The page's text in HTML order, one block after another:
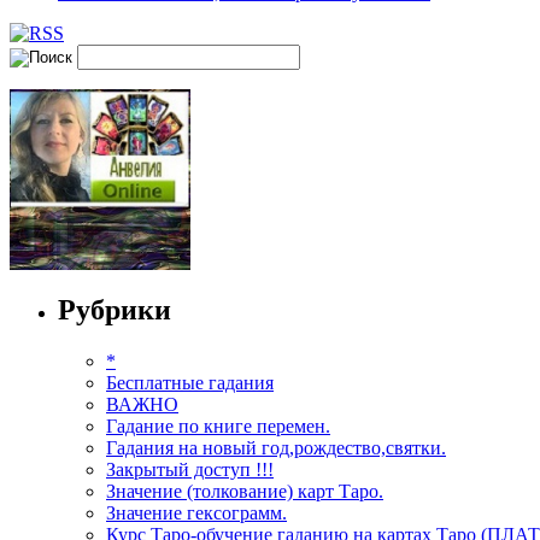
Рубрики
*
Бесплатные гадания
ВАЖНО
Гадание по книге перемен.
Гадания на новый год,рождество,святки.
Закрытый доступ !!!
Значение (толкование) карт Таро.
Значение гексограмм.
Курс Таро-обучение гаданию на картах Таро